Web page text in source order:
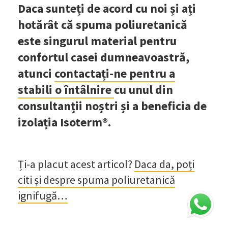
Daca sunteți de acord cu noi și ați
hotărât că spuma poliuretanică
este singurul material pentru
confortul casei dumneavoastră,
atunci contactați-ne pentru a
stabili o întâlnirecu unul din
consultanții noștri și a beneficia de
izolația Isoterm®.
Ți-a placut acest articol? Daca da, poți
citi și despre spuma poliuretanică
ignifugă…